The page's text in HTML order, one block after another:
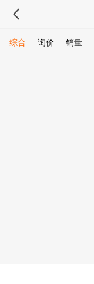
综合 询价 销量